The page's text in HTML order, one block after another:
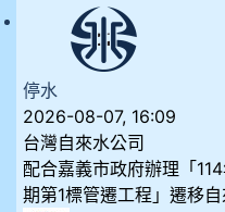
停水
2026-08-07, 16:09
台灣自來水公司
配合嘉義市政府辦理「
期第1標管遷工程」遷移自